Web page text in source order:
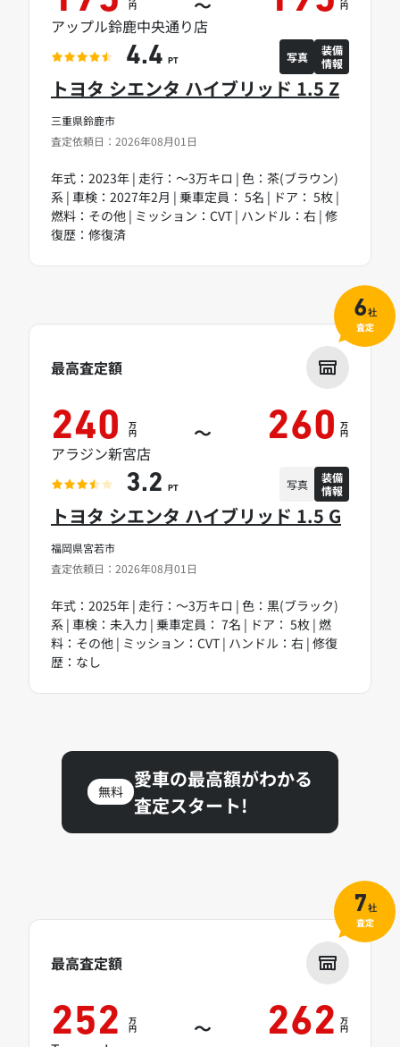
三重県鈴鹿市
査定依頼日：2026年08月01日
トヨタ シエンタ ハイブリッド 1.5 Z
年式：2023年 | 走行：～3万キロ | 色：茶(ブラウン)
系 | 車検：2027年2月 | 乗車定員： 5名 | ドア： 5枚 |
燃料：その他 | ミッション：CVT | ハンドル：右 | 修
復歴：修復済
円 円
アップル鈴鹿中央通り店
4.4 PT 写真
装備
情報
福岡県宮若市
査定依頼日：2026年08月01日
トヨタ シエンタ ハイブリッド 1.5 G
年式：2025年 | 走行：～3万キロ | 色：黒(ブラック)
系 | 車検：未入力 | 乗車定員： 7名 | ドア： 5枚 | 燃
料：その他 | ミッション：CVT | ハンドル：右 | 修復
歴：なし
最高査定額
240 万
円 ～ 260 万
円
アラジン新宮店
3.2 PT 写真
装備
情報
6社
査定
無料
愛車の最高額がわかる
査定スタート!
最高査定額
252 万
円 ～ 262 万
円
7社
査定